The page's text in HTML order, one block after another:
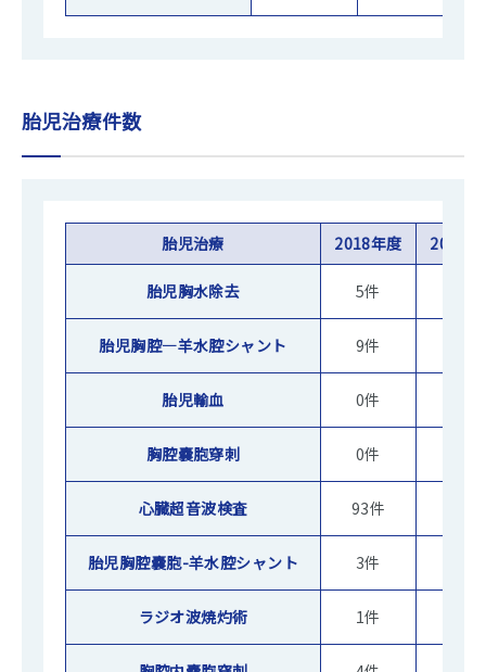
胎児治療件数
胎児治療 2018年度 2019年
胎児胸水除去 5件
胎児胸腔—羊水腔シャント 9件
胎児輸血 0件
胸腔嚢胞穿刺 0件
心臓超音波検査 93件
胎児胸腔嚢胞-羊水腔シャント 3件
ラジオ波焼灼術 1件